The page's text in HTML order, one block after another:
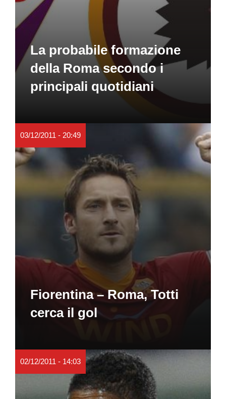
La probabile formazione
della Roma secondo i
principali quotidiani
03/12/2011 - 20:49
Fiorentina – Roma, Totti
cerca il gol
02/12/2011 - 14:03